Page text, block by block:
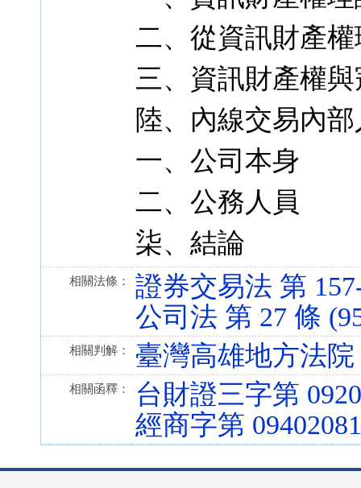
二、從資訊財產
三、資訊財產權
陸、內線交易內
一、公司本身
二、公務人員
柒、結論
相關法條：
證券交易法 第
公司法 第 27 條
相關判解： 臺灣高雄地方法
相關函釋：
台財證三字第
經商字第